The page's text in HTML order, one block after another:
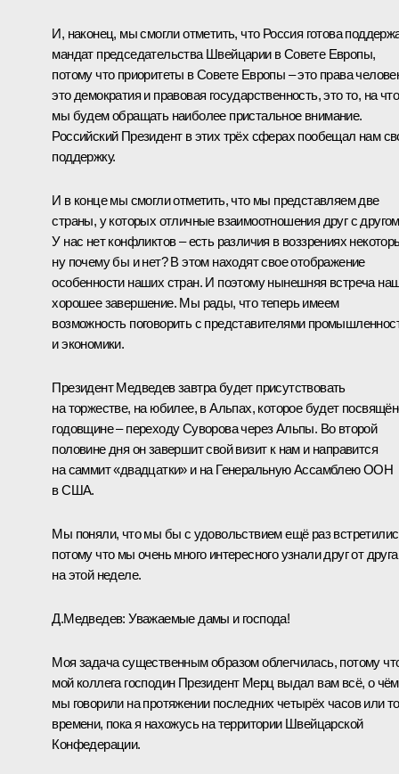
И, наконец, мы смогли отметить, что Россия готова
мандат председательства Швейцарии в Совете Европы,
потому что приоритеты в Совете Европы – это права
это демократия и правовая государственность, это то, на что
мы будем обращать наиболее пристальное внимание.
Российский Президент в этих трёх сферах пообещал нам
поддержку.
И в конце мы смогли отметить, что мы представляем две
страны, у которых отличные взаимоотношения друг с
У нас нет конфликтов – есть различия в воззрениях
ну почему бы и нет? В этом находят свое отображение
особенности наших стран. И поэтому нынешняя встреча
хорошее завершение. Мы рады, что теперь имеем
возможность поговорить с представителями
и экономики.
Президент Медведев завтра будет присутствовать
на торжестве, на юбилее, в Альпах, которое будет
годовщине – переходу Суворова через Альпы. Во второй
половине дня он завершит свой визит к нам и направится
на саммит «двадцатки» и на Генеральную Ассамблею ООН
в США.
Мы поняли, что мы бы с удовольствием ещё раз
потому что мы очень много интересного узнали друг от друга
на этой неделе.
Д.Медведев: Уважаемые дамы и господа!
Моя задача существенным образом облегчилась, потому
мой коллега господин Президент Мерц выдал вам всё, о чём
мы говорили на протяжении последних четырёх часов или
времени, пока я нахожусь на территории Швейцарской
Конфедерации.